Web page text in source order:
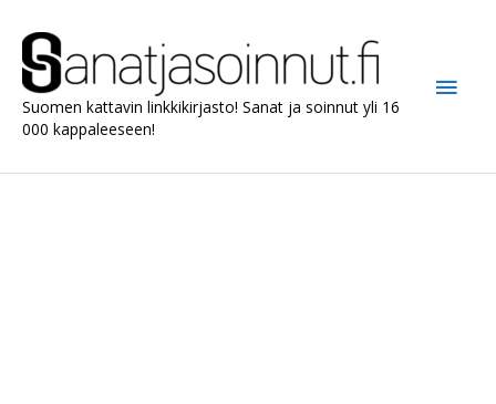
sisältöön
Suomen kattavin linkkikirjasto! Sanat ja soinnut yli 16
000 kappaleeseen!